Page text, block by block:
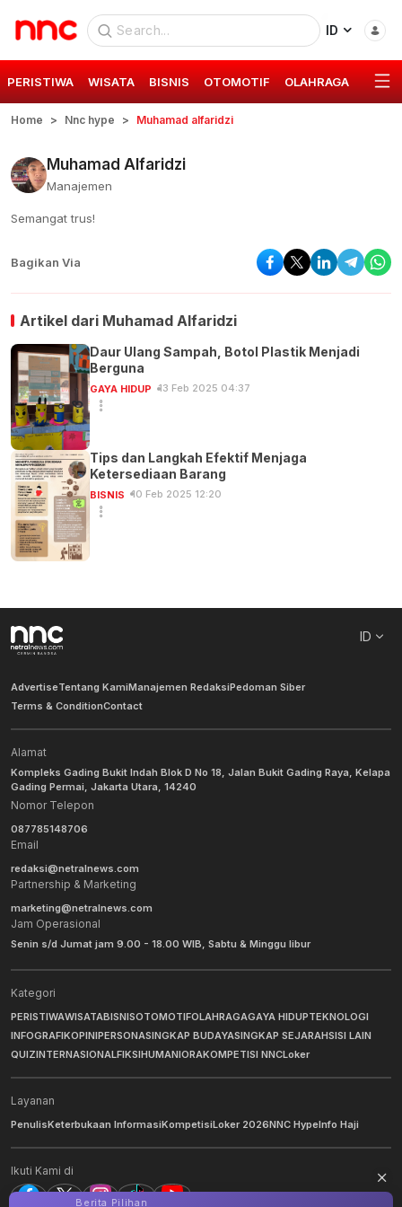
ID
PERISTIWA WISATA BISNIS OTOMOTIF OLAHRAGA GAYA
Home Nnc hype Muhamad alfaridzi
Muhamad Alfaridzi
Manajemen
Semangat trus!
Bagikan Via
Artikel dari Muhamad Alfaridzi
Daur Ulang Sampah, Botol Plastik Menjadi
Berguna
GAYA HIDUP 13 Feb 2025 04:37
Tips dan Langkah Efektif Menjaga
Ketersediaan Barang
BISNIS 10 Feb 2025 12:20
ID
AdvertiseTentang KamiManajemen RedaksiPedoman Siber
Terms & ConditionContact
Alamat
Kompleks Gading Bukit Indah Blok D No 18, Jalan Bukit Gading Raya, Kelapa
Gading Permai, Jakarta Utara, 14240
Nomor Telepon
087785148706
Email
redaksi@netralnews.com
Partnership & Marketing
marketing@netralnews.com
Jam Operasional
Senin s/d Jumat jam 9.00 - 18.00 WIB, Sabtu & Minggu libur
Kategori
PERISTIWAWISATABISNISOTOMOTIFOLAHRAGAGAYA HIDUPTEKNOLOGI
INFOGRAFIKOPINIPERSONASINGKAP BUDAYASINGKAP SEJARAHSISI LAIN
QUIZINTERNASIONALFIKSIHUMANIORAKOMPETISI NNCLoker
Layanan
PenulisKeterbukaan InformasiKompetisiLoker 2026NNC HypeInfo Haji
Ikuti Kami di
Berita Pilihan